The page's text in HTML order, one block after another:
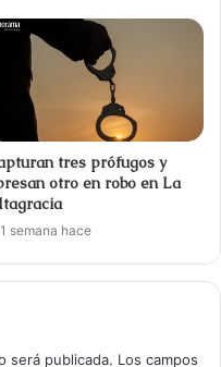
tres prófugos y
otro en robo en La
1 semana hace
será publicada. Los campos